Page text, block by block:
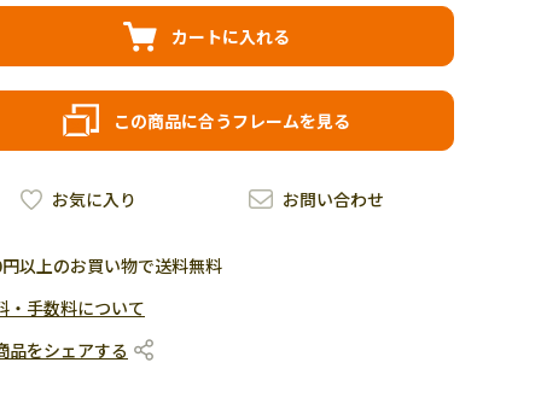
カートに入れる
この商品に合うフレームを見る
お問い合わせ
お気に入り
以上のお買い物で送料無料
・手数料について
品をシェアする